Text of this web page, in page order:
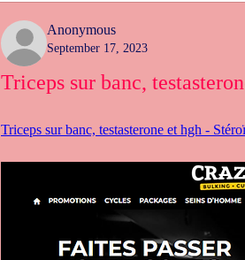
Anonymous
September 17, 2023
Triceps sur banc,
Triceps sur banc, testasterone et hgh -